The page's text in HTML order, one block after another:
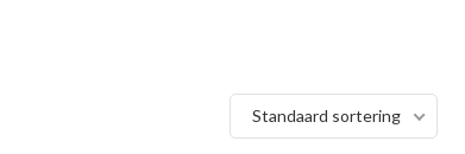
Standaard sortering